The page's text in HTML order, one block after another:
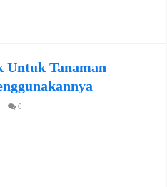
Untuk Tanaman
0